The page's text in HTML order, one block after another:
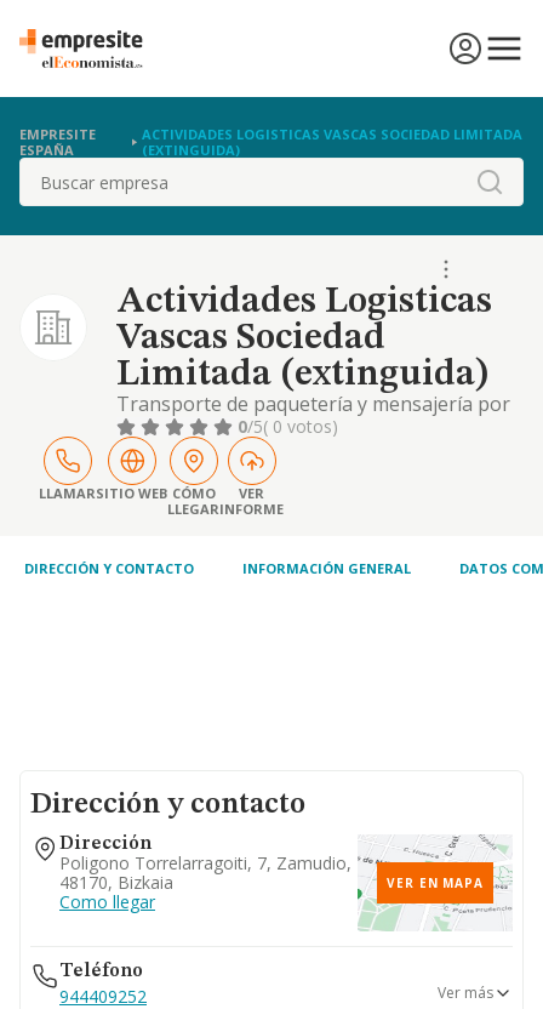
EMPRESITE
ESPAÑA
ACTIVIDADES LOGISTICAS VASCAS SOCIEDAD LIMITADA
(EXTINGUIDA)
Buscar
Actividades Logisticas
Vascas Sociedad
Limitada (extinguida)
Transporte de paquetería y mensajería por
carretera. realización de paquetizados.
0/5( 0 votos)
LLAMARSITIO WEB CÓMO
LLEGAR
VER
INFORME
DIRECCIÓN Y CONTACTO INFORMACIÓN GENERAL DATOS
Dirección y contacto
Dirección
Poligono Torrelarragoiti, 7, Zamudio,
48170, Bizkaia
Como llegar
VER EN MAPA
Teléfono
944409252 Ver más